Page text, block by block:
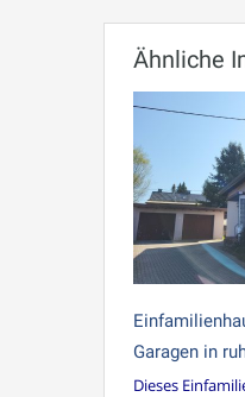
Ähnliche
Garagen in
Dieses